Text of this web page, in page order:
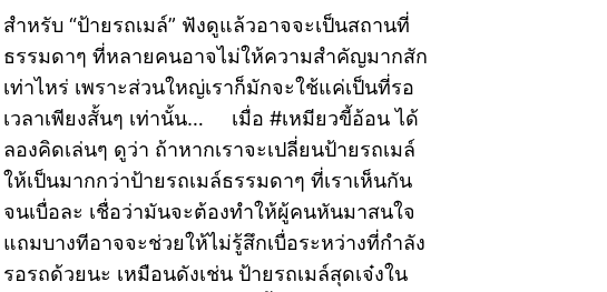
สำหรับ “ป้ายรถเมล์” ฟังดูแล้วอาจจะเป็นสถานที่
ธรรมดาๆ ที่หลายคนอาจไม่ให้ความสำคัญมากสัก
เท่าไหร่ เพราะส่วนใหญ่เราก็มักจะใช้แค่เป็นที่รอ
เวลาเพียงสั้นๆ เท่านั้น… เมื่อ #เหมียวขี้อ้อน ได้
ลองคิดเล่นๆ ดูว่า ถ้าหากเราจะเปลี่ยนป้ายรถเมล์
ให้เป็นมากกว่าป้ายรถเมล์ธรรมดาๆ ที่เราเห็นกัน
จนเบื่อละ เชื่อว่ามันจะต้องทำให้ผู้คนหันมาสนใจ
แถมบางทีอาจจะช่วยให้ไม่รู้สึกเบื่อระหว่างที่กำลัง
รอรถด้วยนะ เหมือนดังเช่น ป้ายรถเมล์สุดเจ๋งใน